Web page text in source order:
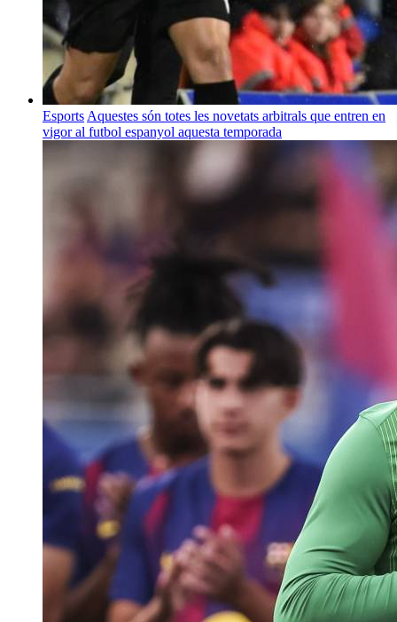
Esports Aquestes són totes les novetats arbitrals que entren en
vigor al futbol espanyol aquesta temporada